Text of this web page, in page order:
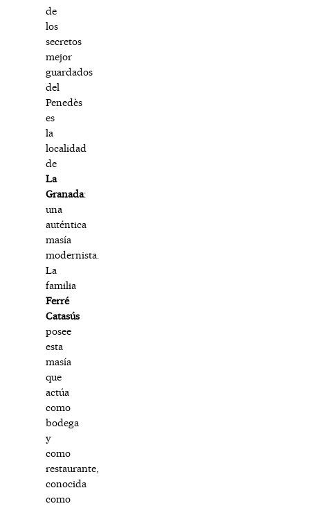
de
los
secretos
mejor
guardados
del
Penedès
es
la
localidad
de
La
Granada:
una
auténtica
masía
modernista.
La
familia
Ferré
Catasús
posee
esta
masía
que
actúa
como
bodega
y
como
restaurante,
conocida
como